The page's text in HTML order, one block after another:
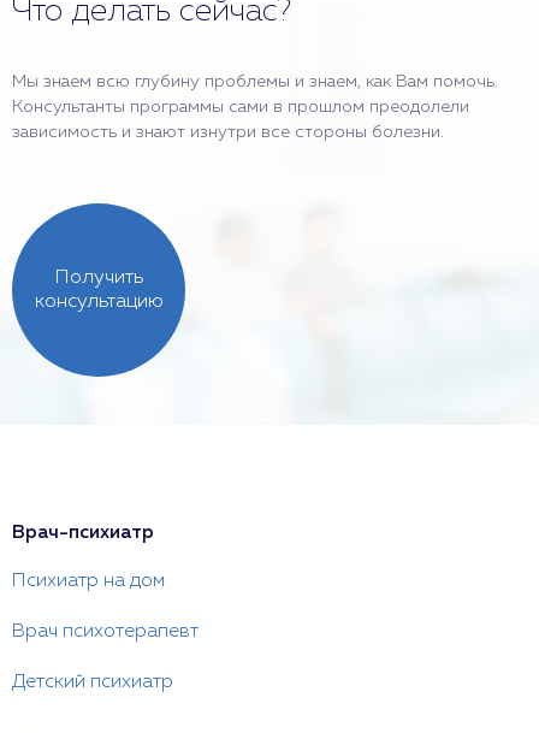
Что делать сейчас?
Мы знаем всю глубину проблемы и знаем, как Вам помочь.
Консультанты программы сами в прошлом преодолели
зависимость и знают изнутри все стороны болезни.
Получить
консультацию
Врач-психиатр
Психиатр на дом
Врач психотерапевт
Детский психиатр